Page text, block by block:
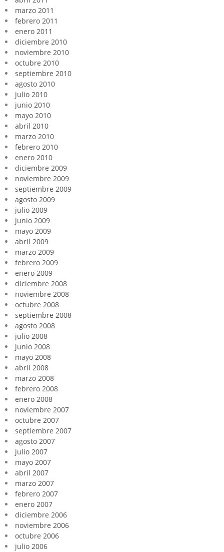
marzo 2011
febrero 2011
enero 2011
diciembre 2010
noviembre 2010
octubre 2010
septiembre 2010
agosto 2010
julio 2010
junio 2010
mayo 2010
abril 2010
marzo 2010
febrero 2010
enero 2010
diciembre 2009
noviembre 2009
septiembre 2009
agosto 2009
julio 2009
junio 2009
mayo 2009
abril 2009
marzo 2009
febrero 2009
enero 2009
diciembre 2008
noviembre 2008
octubre 2008
septiembre 2008
agosto 2008
julio 2008
junio 2008
mayo 2008
abril 2008
marzo 2008
febrero 2008
enero 2008
noviembre 2007
octubre 2007
septiembre 2007
agosto 2007
julio 2007
mayo 2007
abril 2007
marzo 2007
febrero 2007
enero 2007
diciembre 2006
noviembre 2006
octubre 2006
julio 2006